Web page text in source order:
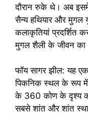
दौरान रुके थे। अब
सैन्य हथियार और मुगल
कलाकृतियां प्रदर्शित
मुगल शैली के जीवन का
फॉय सागर झील: यह
पिकनिक स्थल के रूप में
के 360 कोण के दृश्य
सबसे शांत और शांत